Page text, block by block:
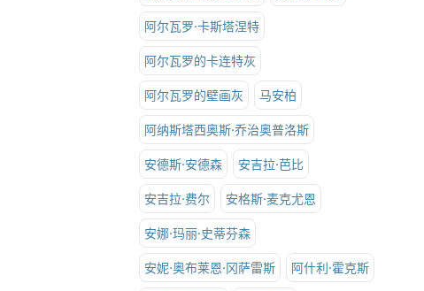
阿尔瓦罗·卡斯塔涅特
阿尔瓦罗的卡连特灰
阿尔瓦罗的壁画灰 马安柏
阿纳斯塔西奥斯·乔治奥普洛斯
安德斯·安德森 安吉拉·芭比
安吉拉·费尔 安格斯·麦克尤恩
安娜·玛丽·史蒂芬森
安妮·奥布莱恩·冈萨雷斯 阿什利·霍克斯